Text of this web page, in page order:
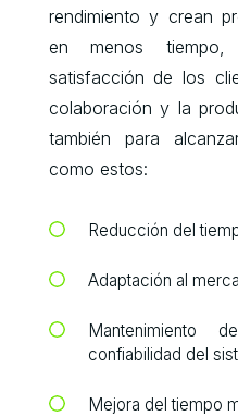
rendimiento y crean
en menos
satisfacción de los
colaboración y la
también para
como estos:
Reducción del
Adaptación al
confiabilidad del
Mejora del tiempo